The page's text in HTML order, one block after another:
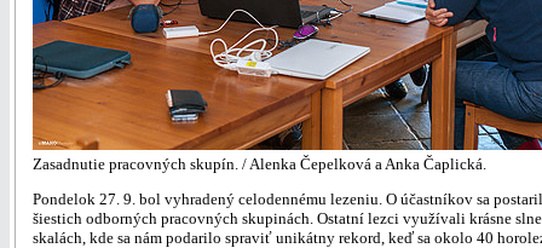
Zasadnutie pracovných skupín. / Alenka Čepelková a Anka Čaplická.
Pondelok 27. 9. bol vyhradený celodennému lezeniu. O účastníkov sa
šiestich odborných pracovných skupinách. Ostatní lezci využívali krásne
skalách, kde sa nám podarilo spraviť unikátny rekord, keď sa okolo 40